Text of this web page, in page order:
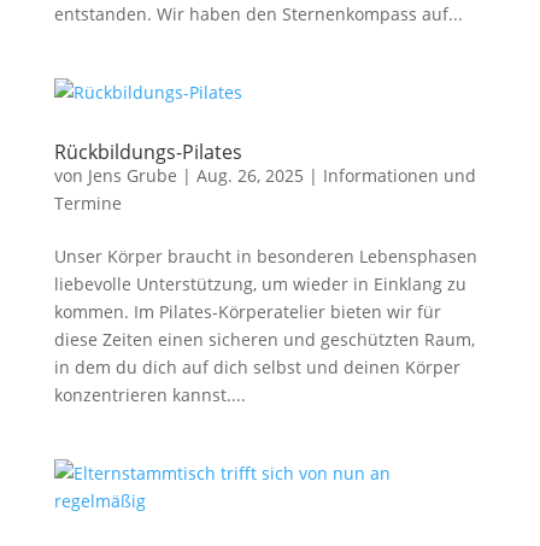
entstanden. Wir haben den Sternenkompass auf...
Rückbildungs-Pilates
von Jens Grube | Aug. 26, 2025 | Informationen und
Termine
Unser Körper braucht in besonderen Lebensphasen
liebevolle Unterstützung, um wieder in Einklang zu
kommen. Im Pilates-Körperatelier bieten wir für
diese Zeiten einen sicheren und geschützten Raum,
in dem du dich auf dich selbst und deinen Körper
konzentrieren kannst....